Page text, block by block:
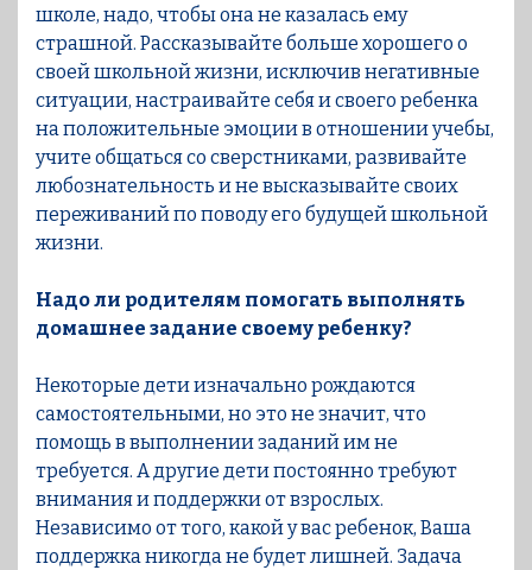
школе, надо, чтобы она не казалась ему
страшной. Рассказывайте больше хорошего о
своей школьной жизни, исключив негативные
ситуации, настраивайте себя и своего ребенка
на положительные эмоции в отношении учебы,
учите общаться со сверстниками, развивайте
любознательность и не высказывайте своих
переживаний по поводу его будущей школьной
жизни.
Надо ли родителям помогать выполнять
домашнее задание своему ребенку?
Некоторые дети изначально рождаются
самостоятельными, но это не значит, что
помощь в выполнении заданий им не
требуется. А другие дети постоянно требуют
внимания и поддержки от взрослых.
Независимо от того, какой у вас ребенок, Ваша
поддержка никогда не будет лишней. Задача